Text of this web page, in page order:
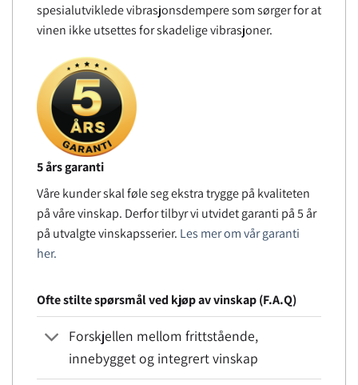
spesialutviklede vibrasjonsdempere som sørger for at
vinen ikke utsettes for skadelige vibrasjoner.
5 års garanti
Våre kunder skal føle seg ekstra trygge på kvaliteten
på våre vinskap. Derfor tilbyr vi utvidet garanti på 5 år
på utvalgte vinskapsserier. Les mer om vår garanti
her.
Ofte stilte spørsmål ved kjøp av vinskap (F.A.Q)
Forskjellen mellom frittstående,
innebygget og integrert vinskap